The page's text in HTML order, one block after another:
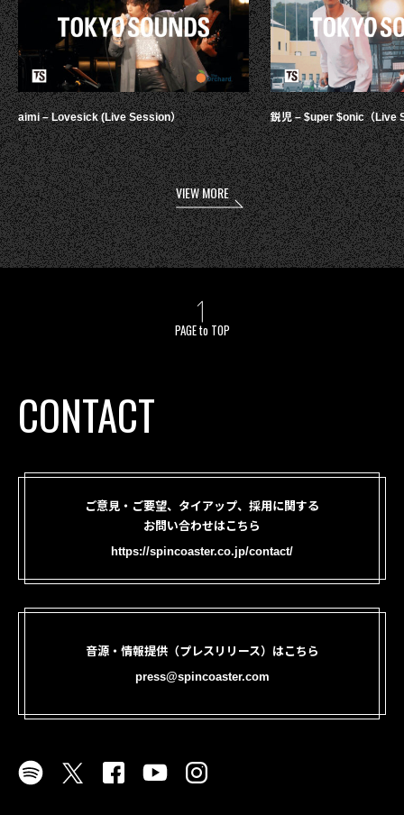
aimi – Lovesick (Live Session） 鋭児 – $uper $onic（Live
VIEW MORE
PAGE to TOP
CONTACT
ご意見・ご要望、タイアップ、採用に関する
お問い合わせはこちら
https://spincoaster.co.jp/contact/
音源・情報提供（プレスリリース）はこちら
press@spincoaster.com